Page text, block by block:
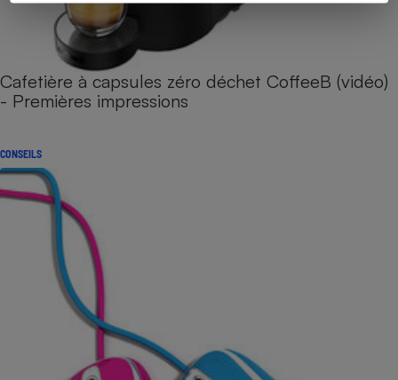
Cafetière à capsules zéro déchet CoffeeB (vidéo)
- Premières impressions
CONSEILS